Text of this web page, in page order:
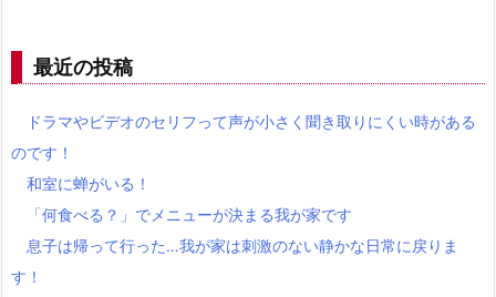
最近の投稿
ドラマやビデオのセリフって声が小さく聞き取りにくい時がある
のです！
和室に蝉がいる！
「何食べる？」でメニューが決まる我が家です
息子は帰って行った…我が家は刺激のない静かな日常に戻りま
す！